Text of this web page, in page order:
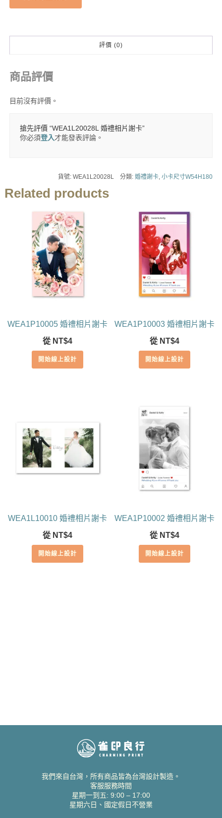
評價 (0)
商品評價
目前沒有評價。
搶先評價 “WEA1L20028L 婚禮相片謝卡”
你必須登入才能發表評論。
貨號:WEA1L20028L 分類:婚禮謝卡 ,小卡尺寸W54H180
Related products
WEA1P10005 婚禮相片謝卡
從 NT$4
開始線上設計
WEA1P10003 婚禮相片謝卡
從 NT$4
開始線上設計
WEA1L10010 婚禮相片謝卡
從 NT$4
開始線上設計
WEA1P10002 婚禮相片謝卡
從 NT$4
開始線上設計
我們來自台灣，所有商品皆為台灣設計製造。
客服服務時間
星期一到五: 9:00 – 17:00
星期六日、國定假日不營業